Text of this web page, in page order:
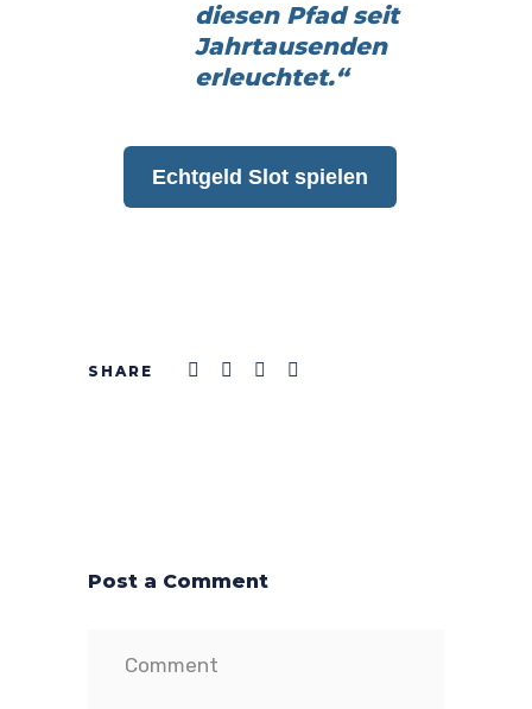
diesen Pfad seit
Jahrtausenden
erleuchtet.“
Echtgeld Slot spielen
Post a Comment